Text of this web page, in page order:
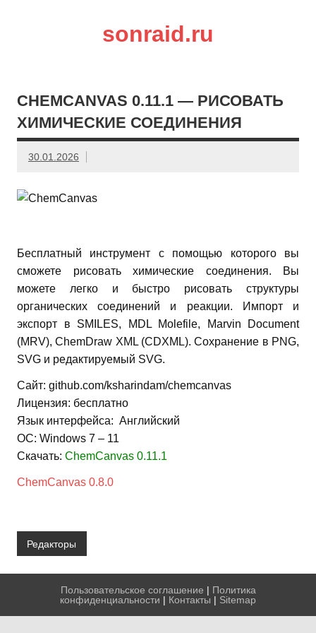
sonraid.ru
CHEMCANVAS 0.11.1 — РИСОВАТЬ
ХИМИЧЕСКИЕ СОЕДИНЕНИЯ
30.01.2026
Бесплатный инструмент с помощью которого вы
сможете рисовать химические соединения. Вы
можете легко и быстро рисовать структуры
органических соединений и реакции. Импорт и
экспорт в SMILES, MDL Molefile, Marvin Document
(MRV), ChemDraw XML (CDXML). Сохранение в PNG,
SVG и редактируемый SVG.
Сайт: github.com/ksharindam/chemcanvas
Лицензия: бесплатно
Язык интерфейса: Английский
ОС: Windows 7 – 11
Скачать: ChemCanvas 0.11.1
ChemCanvas 0.8.0
Редакторы
Пользовательское соглашение | Политика
конфиденциальности | Контакты | Sitemap